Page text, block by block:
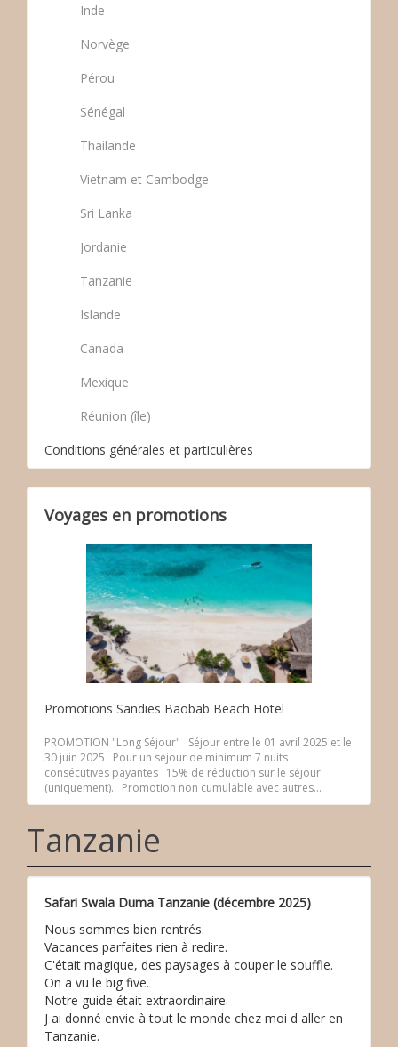
Inde
Norvège
Pérou
Sénégal
Thailande
Vietnam et Cambodge
Sri Lanka
Jordanie
Tanzanie
Islande
Canada
Mexique
Réunion (île)
Conditions générales et particulières
Voyages en promotions
Promotions Sandies Baobab Beach Hotel
PROMOTION "Long Séjour" Séjour entre le 01 avril 2025 et le
30 juin 2025 Pour un séjour de minimum 7 nuits
consécutives payantes 15% de réduction sur le séjour
(uniquement). Promotion non cumulable avec autres...
Tanzanie
Safari Swala Duma Tanzanie (décembre 2025)
Nous sommes bien rentrés.
Vacances parfaites rien à redire.
C'était magique, des paysages à couper le souffle.
On a vu le big five.
Notre guide était extraordinaire.
J ai donné envie à tout le monde chez moi d aller en
Tanzanie.